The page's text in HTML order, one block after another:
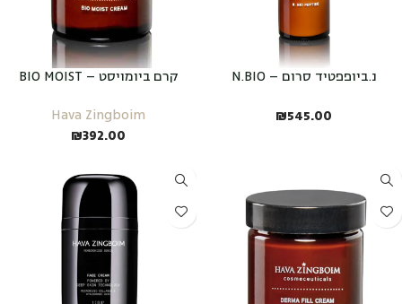
נ.ביופפטיד סרום – N.BIO
₪545.00
קרם ביומויסט – BIO MOIST
Hava Zingboim
₪392.00